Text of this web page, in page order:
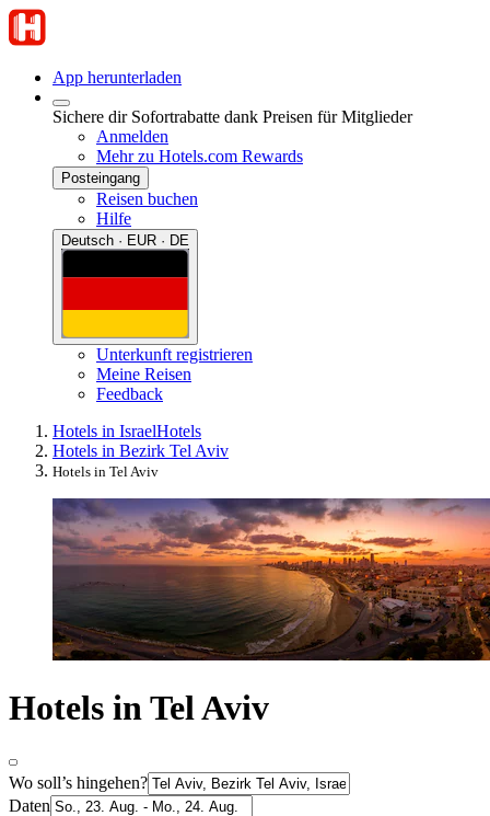
App herunterladen
Sichere dir Sofortrabatte dank Preisen für Mitglieder
Anmelden
Mehr zu Hotels.com Rewards
Posteingang
Reisen buchen
Hilfe
Deutsch · EUR · DE
Unterkunft registrieren
Meine Reisen
Feedback
Hotels in IsraelHotels
Hotels in Bezirk Tel Aviv
Hotels in Tel Aviv
Hotels in Tel Aviv
Wo soll’s hingehen?
Daten